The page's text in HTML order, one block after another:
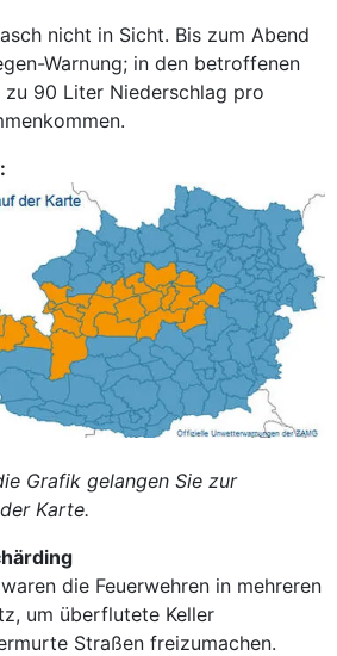
nicht in Sicht. Bis zum Abend
Warnung; in den betroffenen
zu 90 Liter Niederschlag pro
Grafik gelangen Sie zur
Karte.
die Feuerwehren in mehreren
um überflutete Keller
Straßen freizumachen.